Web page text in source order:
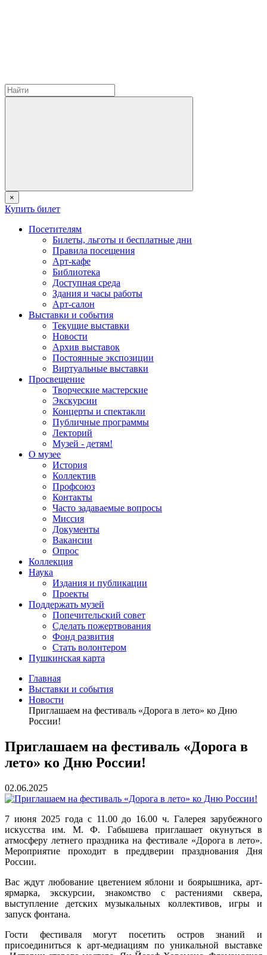
×
Купить билет
Посетителям
Билеты, льготы и бесплатные дни
Правила посещения
Арт-кафе
Библиотека
Доступная среда
Здания и часы работы
Арт-салон
Выставки и события
Текущие выставки
Новости
Архив выставок
Постоянные экспозиции
Виртуальные выставки
Просвещение
Творческие мастерские
Экскурсии
Концерты и спектакли
Публичные программы
Лекторий
Музей - детям!
О музее
История
Коллектив
Профсоюз
Контакты
Часто задаваемые вопросы
Миссия
Документы
Вакансии
Опрос
Коллекция
Наука
Издания и публикации
Проекты
Поддержать музей
Попечительский совет
Сделать пожертвования
Фонд развития
Стать волонтером
Пушкинская карта
Главная
Выставки и события
Новости
Приглашаем на фестиваль «Дорога в лето» ко Дню
России!
Приглашаем на фестиваль «Дорога в
лето» ко Дню России!
02.06.2025
7 июня 2025 года с 11.00 до 16.00 ч. Галерея зарубежного
искусства им. М. Ф. Габышева приглашает окунуться в
атмосферу летнего праздника на фестивале «Дорога в лето».
Мероприятие проходит в преддверии празднования Дня
России.
Вас ждут любование цветением яблони и боярышника, арт-
ярмарка, экскурсии, знакомство с растениями сквера,
выступление детских музыкальных коллективов, игры и
запуск фонтана.
Гости фестиваля могут посетить остров знаний и
присоединиться к арт-медиациям по уникальной выставке